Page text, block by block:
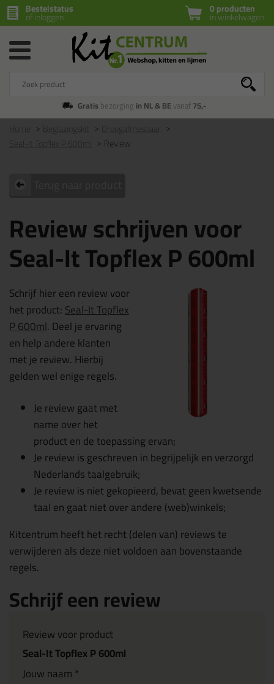
0 producten
in winkelwagen
Bestelstatus
of inloggen
Gratisbezorging in NL & BEvanaf75,-
Droogafmesbaar
Seal-It Topflex P 600ml
Review
Review schrijven voor
Seal-It Topflex P 600ml
Schrijf hier een review voor
het product:Seal-It Topflex
P 600ml. Deel je ervaring
en help andere klanten
met je review. Hierbij
gelden wel enige regels.
Je review gaat met
name over het
product en de toepassing ervan;
Je review is geschreven in begrijpelijk en verzorgd
Nederlands taalgebruik;
Je review is niet gekopieerd, bevat geen kwetsende
taal en gaat niet over andere (web)winkels;
Kitcentrum heeft het recht (delen van) reviews te
verwijderen als deze niet voldoen aan bovenstaande
regels.
Schrijf een review
Review voor product
Seal-It Topflex P 600ml
Jouw naam *